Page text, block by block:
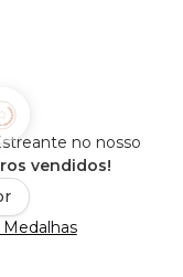
no nosso
vendidos!